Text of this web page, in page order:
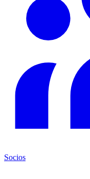
Socios